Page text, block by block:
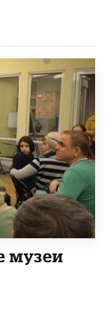
музеи